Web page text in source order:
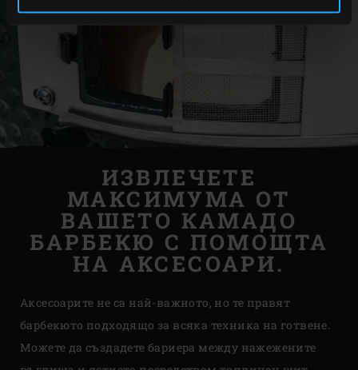
ИЗВЛЕЧЕТЕ
МАКСИМУМА ОТ
ВАШЕТО КАМАДО
БАРБЕКЮ С ПОМОЩТА
НА АКСЕСОАРИ.
Аксесоарите не са най-важното, но те правят
барбекюто подходящо за всяка техника на готвене.
Можете да създадете бариера между нажежените